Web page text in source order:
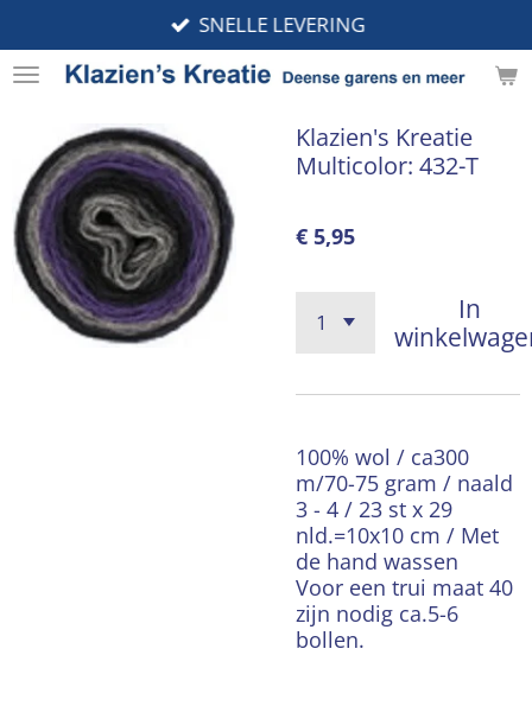
direct
naar
hoofdinhoud
SNELLE LEVERING
Klazien's Kreatie
Multicolor: 432-T
€ 5,95
In
100% wol / ca300
m/70-75 gram / naald
3 - 4 / 23 st x 29
nld.=10x10 cm / Met
de hand wassen
Voor een trui maat 40
zijn nodig ca.5-6
bollen.